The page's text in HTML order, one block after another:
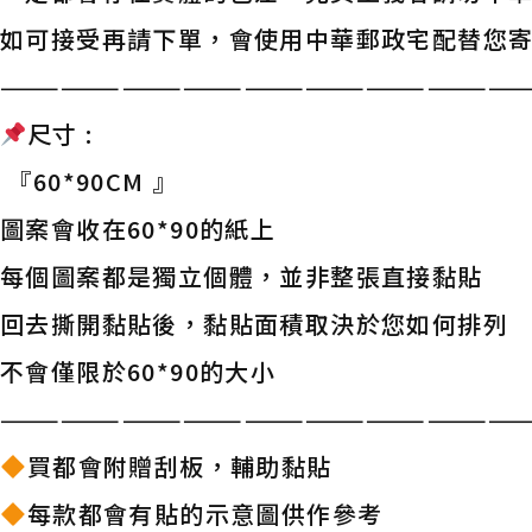
如可接受再請下單，會使用中華郵政宅配替您寄
尺寸 :
『60*90CM 』
圖案會收在60*90的紙上
每個圖案都是獨立個體，並非整張直接黏貼
回去撕開黏貼後，黏貼面積取決於您如何排列
不會僅限於60*90的大小
買都會附贈刮板，輔助黏貼
每款都會有貼的示意圖供作參考